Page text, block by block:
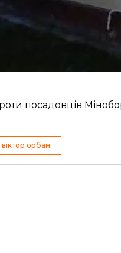
храму
реєстру
зі Службою
посадовців
віктор орбан